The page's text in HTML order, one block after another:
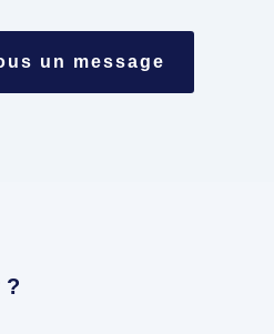
un message
?